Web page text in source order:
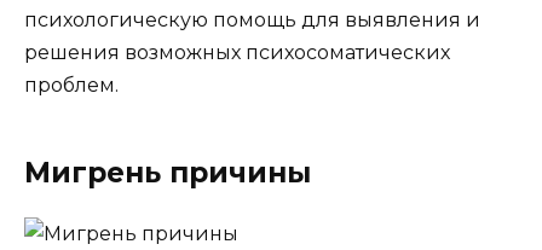
психологическую помощь для выявления и
решения возможных психосоматических
проблем.
Мигрень причины